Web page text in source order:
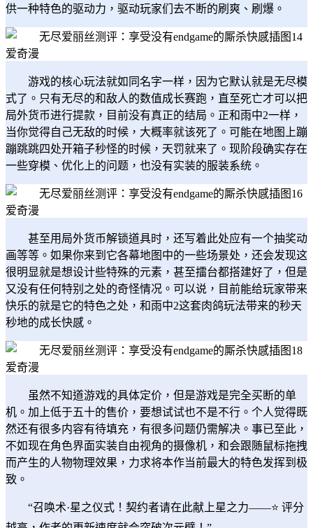
供一种特色的驱动力，驱动玩家们去不断的刷爽、刷爆。
游戏的核心玩法就如同名字一样，因为它默认就是无尽模
式了。只有无尽的和敌人的数值成长赛跑，直至死亡才可以把
局外货币进行提款，目前没有真正的结局。正和雨中2一样，
当你觉得自己无敌的时候，大概率就该死了。可能在地图上蹦
蹦跳跳四处开箱子秒怪的时候，天罚就来了。现阶段确实存在
一些穿模、优化上的问题，也没有实装的服装系统。
甚至用局外货币解锁道具时，还写着此处应有一个抽奖动
画等等。如果你来到它各幕地图中的一些场景处，还会发现这
很明显就是想设计些特殊的元素，甚至擂台都搭建好了，但是
又没有任何特别之处的奇怪情况。可以说，目前能给玩家带来
快乐的就是它的特色之处，和雨中2这套肉鸽玩法带来的秒天
秒地的成长快感。
虽然不知道游戏的具体定价，但是游戏是完全买断的单
机。加上低于五十的售价，要想试试也不是不行。个人觉得既
然还有很多内容有待填充，有很多问题仍需解决。事已至此，
不如现在角色界面实装自由视角的摄像机，和会跟随鼠标拖拽
而产生的人物物理效果，力求将本作当前最大的特色发挥到极
致。
“召唤术·星之仪式！契约者请在此献上星之力——⭐ 评分